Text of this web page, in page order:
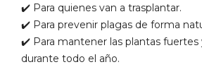
✔️ Para quienes van a trasplantar.
✔️ Para prevenir plagas de forma
✔️ Para mantener las plantas fuertes
durante todo el año.